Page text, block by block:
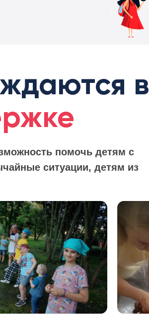
в
помочь детям с
ситуации, детям из